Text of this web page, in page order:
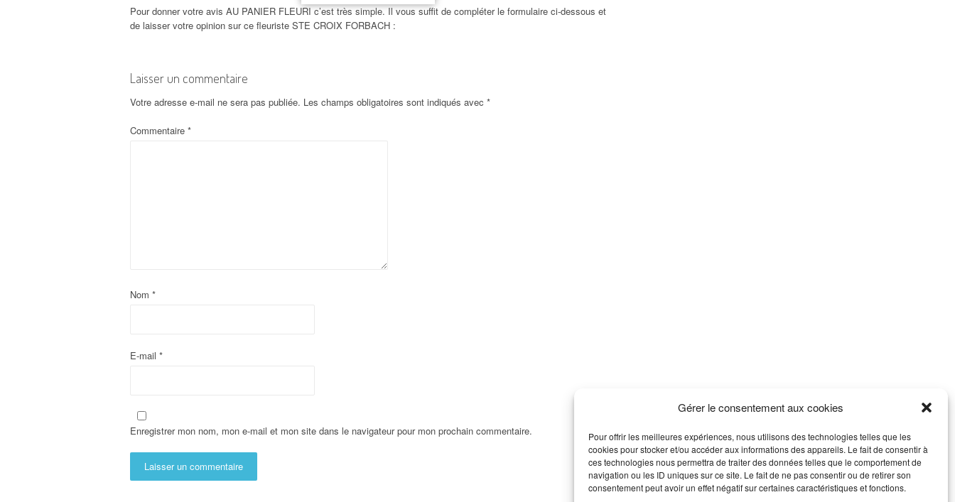
Gérer le consentement aux cookies
Pour offrir les meilleures expériences, nous utilisons des technologies telles que les
cookies pour stocker et/ou accéder aux informations des appareils. Le fait de consentir à
ces technologies nous permettra de traiter des données telles que le comportement de
navigation ou les ID uniques sur ce site. Le fait de ne pas consentir ou de retirer son
consentement peut avoir un effet négatif sur certaines caractéristiques et fonctions.
Pour donner votre avis AU PANIER FLEURI c’est très simple. Il vous suffit de compléter le formulaire ci-dessous et
de laisser votre opinion sur ce fleuriste STE CROIX FORBACH :
Laisser un commentaire
Votre adresse e-mail ne sera pas publiée. Les champs obligatoires sont indiqués avec *
Commentaire *
Nom *
E-mail *
Enregistrer mon nom, mon e-mail et mon site dans le navigateur pour mon prochain commentaire.